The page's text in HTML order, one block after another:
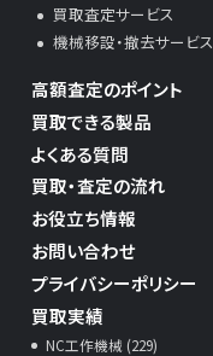
買取査定サービス
機械移設・撤去サービス
高額査定のポイント
買取できる製品
よくある質問
買取・査定の流れ
お役立ち情報
お問い合わせ
プライバシーポリシー
買取実績
NC工作機械 (229)